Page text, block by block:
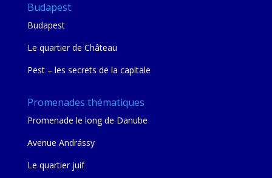
Budapest
Budapest
Le quartier de Château
Pest – les secrets de la capitale
Promenades thématiques
Promenade le long de Danube
Avenue Andrássy
Le quartier juif